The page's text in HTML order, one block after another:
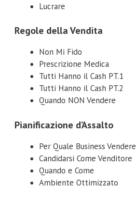
Lucrare
Regole della Vendita
Non Mi Fido
Prescrizione Medica
Tutti Hanno il Cash PT.1
Tutti Hanno il Cash PT.2
Quando NON Vendere
Pianificazione d’Assalto
Per Quale Business Vendere
Candidarsi Come Venditore
Quando e Come
Ambiente Ottimizzato